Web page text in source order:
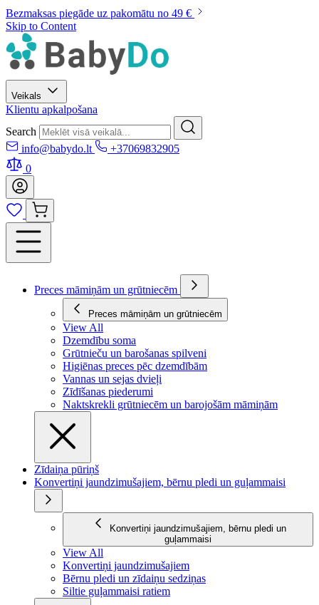
Bezmaksas piegāde uz pakomātu no 49 €
Skip to Content
Veikals
Klientu apkalpošana
Search
info@babydo.lt
+37069832905
0
Preces māmiņām un grūtniecēm
Preces māmiņām un grūtniecēm
View All
Dzemdību soma
Grūtnieču un barošanas spilveni
Higiēnas preces pēc dzemdībām
Vannas un sejas dvieļi
Zīdīšanas piederumi
Naktskrekli grūtniecēm un barojošām māmiņām
Zīdaiņa pūriņš
Konvertiņi jaundzimušajiem, bērnu pledi un guļammaisi
Konvertiņi jaundzimušajiem, bērnu pledi un
guļammaisi
View All
Konvertiņi jaundzimušajiem
Bērnu pledi un zīdaiņu sedziņas
Siltie guļammaisi ratiem